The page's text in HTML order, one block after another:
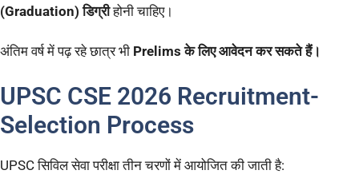
(Graduation) डिग्रीहोनी चाहिए।
अंतिम वर्ष में पढ़ रहे छात्र भी Prelims के लिए आवेदन कर सकते हैं।
UPSC CSE 2026 Recruitment-
Selection Process
UPSC सिविल सेवा परीक्षा तीन चरणों में आयोजित की जाती है: